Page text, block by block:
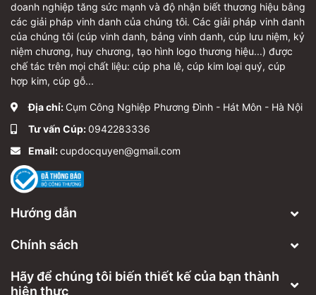
doanh nghiệp tăng sức mạnh và độ nhận biết thương hiệu bằng
các giải pháp vinh danh của chúng tôi. Các giải pháp vinh danh
của chúng tôi (cúp vinh danh, bảng vinh danh, cúp lưu niệm, kỷ
niệm chương, huy chương, tạo hình logo thương hiệu...) được
chế tác trên mọi chất liệu: cúp pha lê, cúp kim loại quý, cúp
hợp kim, cúp gỗ...
Địa chỉ: Cụm Công Nghiệp Phương Đình - Hát Môn - Hà Nội
Tư vấn Cúp:0942283336
Email:cupdocquyen@gmail.com
Hướng dẫn
Chính sách
Hãy để chúng tôi biến thiết kế của bạn thành
hiện thực